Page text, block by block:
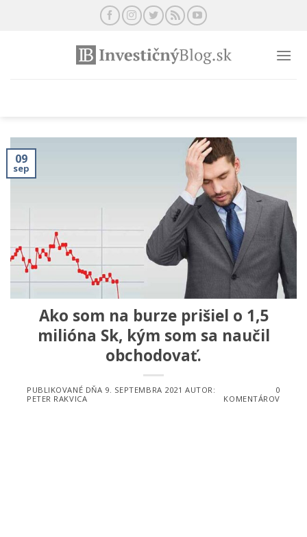
09
sep
Ako som na burze prišiel o 1,5
milióna Sk, kým som sa naučil
obchodovať.
PUBLIKOVANÉ DŇA 9. SEPTEMBRA 2021 AUTOR:
PETER RAKVICA
0
KOMENTÁROV